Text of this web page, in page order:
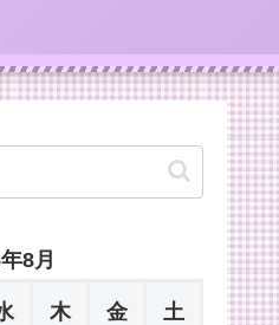
8月
木 金 土